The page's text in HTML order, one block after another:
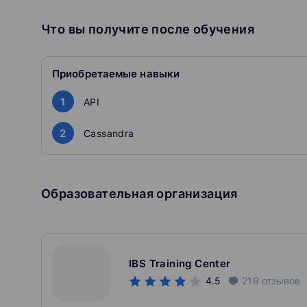
Что вы получите после обучения
Приобретаемые навыки
1 API
2 Cassandra
Образовательная организация
IBS Training Center
4.5 219 отзывов